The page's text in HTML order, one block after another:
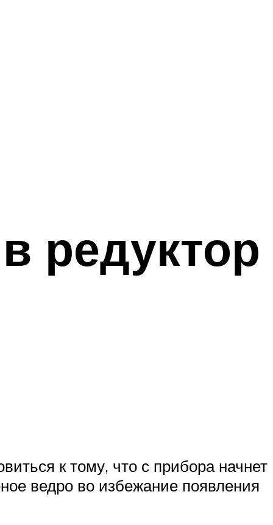
редуктор
к тому, что с прибора начнет
ведро во избежание появления